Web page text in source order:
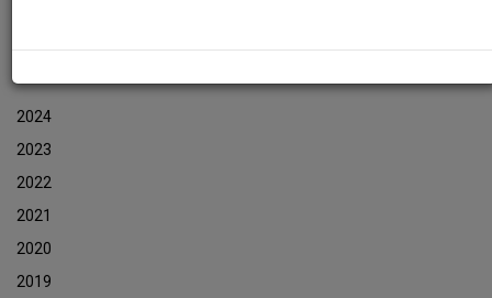
2024
2023
2022
2021
2020
2019